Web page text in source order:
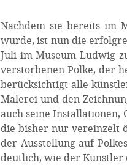
Nachdem sie bereits im
wurde, ist nun die
Juli im Museum Ludwig
verstorbenen Polke, der
berücksichtigt alle
Malerei und den
auch seine Installationen,
die bisher nur vereinzelt
der Ausstellung auf
deutlich, wie der